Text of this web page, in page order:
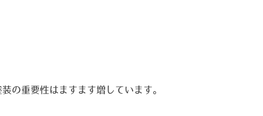
の重要性はますます増しています。